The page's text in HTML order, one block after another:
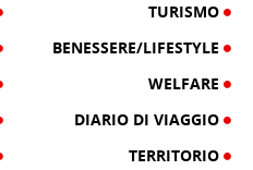
TURISMO
BENESSERE/LIFESTYLE
WELFARE
DIARIO DI VIAGGIO
TERRITORIO